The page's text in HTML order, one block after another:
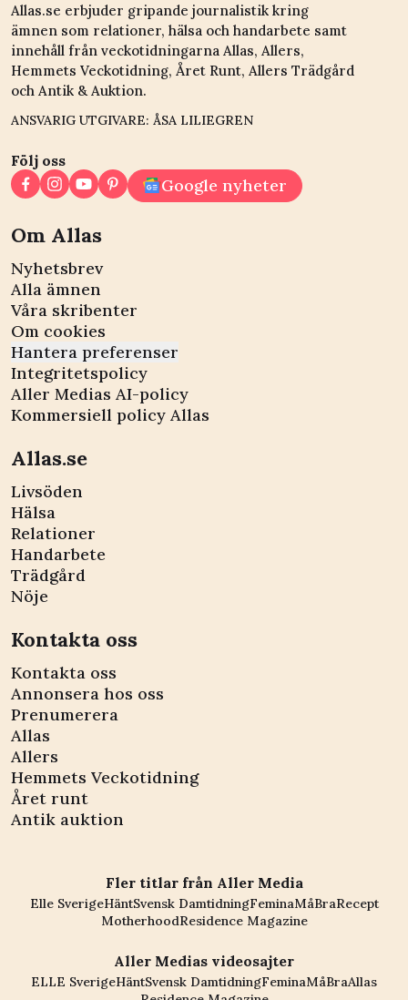
Allas.se erbjuder gripande journalistik kring
ämnen som relationer, hälsa och handarbete samt
innehåll från veckotidningarna Allas, Allers,
Hemmets Veckotidning, Året Runt, Allers Trädgård
och Antik & Auktion.
ANSVARIG UTGIVARE: ÅSA LILIEGREN
Följ oss
Google nyheter
Om Allas
Nyhetsbrev
Alla ämnen
Våra skribenter
Om cookies
Hantera preferenser
Integritetspolicy
Aller Medias AI-policy
Kommersiell policy Allas
Allas.se
Livsöden
Hälsa
Relationer
Handarbete
Trädgård
Nöje
Kontakta oss
Kontakta oss
Annonsera hos oss
Prenumerera
Allas
Allers
Hemmets Veckotidning
Året runt
Antik auktion
Fler titlar från Aller Media
Elle SverigeHäntSvensk DamtidningFeminaMåBraRecept
MotherhoodResidence Magazine
Aller Medias videosajter
ELLE SverigeHäntSvensk DamtidningFeminaMåBraAllas